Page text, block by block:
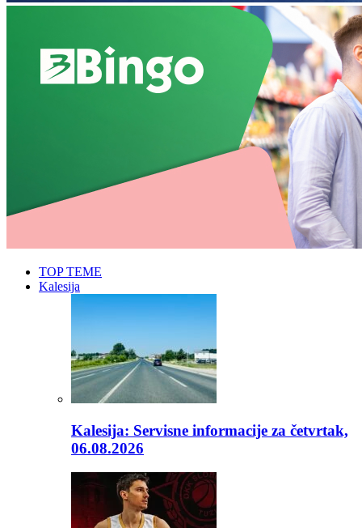
TOP TEME
Kalesija
Kalesija: Servisne informacije za četvrtak,
06.08.2026